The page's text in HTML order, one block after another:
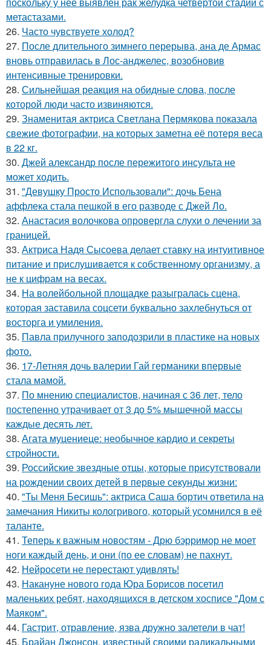
метастазами.
26. Часто чувствуете холод?
27. После длительного зимнего перерыва, ана де Армас
вновь отправилась в Лос-анджелес, возобновив
интенсивные тренировки.
28. Сильнейшая реакция на обидные слова, после
которой люди часто извиняются.
29. Знаменитая актриса Светлана Пермякова показала
свежие фотографии, на которых заметна её потеря веса
в 22 кг.
30. Джей александр после пережитого инсульта не
может ходить.
31. "Девушку Просто Использовали": дочь Бена
аффлека стала пешкой в его разводе с Джей Ло.
32. Анастасия волочкова опровергла слухи о лечении за
границей.
33. Актриса Надя Сысоева делает ставку на интуитивное
питание и прислушивается к собственному организму, а
не к цифрам на весах.
34. На волейбольной площадке разыгралась сцена,
которая заставила соцсети буквально захлебнуться от
восторга и умиления.
35. Павла прилучного заподозрили в пластике на новых
фото.
36. 17-Летняя дочь валерии Гай германики впервые
стала мамой.
37. По мнению специалистов, начиная с 36 лет, тело
постепенно утрачивает от 3 до 5% мышечной массы
каждые десять лет.
38. Агата муцениеце: необычное кардио и секреты
стройности.
39. Российские звездные отцы, которые присутствовали
на рождении своих детей в первые секунды жизни:
40. "Ты Меня Бесишь": актриса Саша бортич ответила на
замечания Никиты кологривого, который усомнился в её
таланте.
41. Теперь к важным новостям - Дрю бэрримор не моет
ноги каждый день, и они (по ее словам) не пахнут.
42. Нейросети не перестают удивлять!
43. Накануне нового года Юра Борисов посетил
маленьких ребят, находящихся в детском хосписе "Дом с
Маяком".
44. Гастрит, отравление, язва дружно залетели в чат!
45. Брайан Джонсон, известный своими радикальными